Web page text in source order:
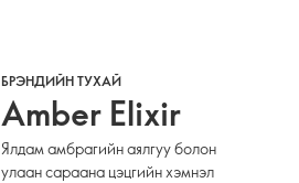
БРЭНДИЙН ТУХАЙ
Amber Elixir
Ялдам амбрагийн аялгуу болон
улаан сараана цэцгийн хэмнэл